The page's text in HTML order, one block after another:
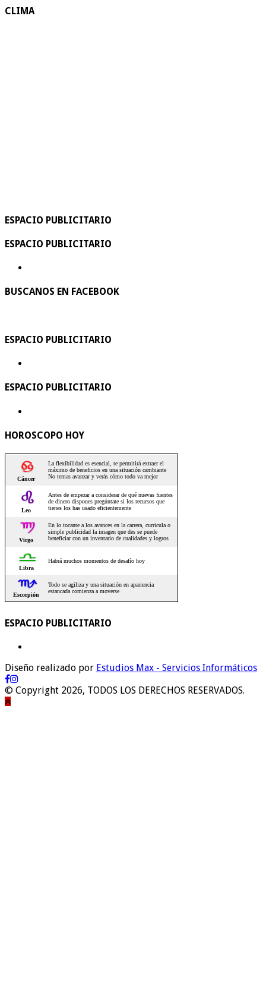
CLIMA
ESPACIO PUBLICITARIO
ESPACIO PUBLICITARIO
BUSCANOS EN FACEBOOK
ESPACIO PUBLICITARIO
ESPACIO PUBLICITARIO
HOROSCOPO HOY
ESPACIO PUBLICITARIO
Diseño realizado por Estudios Max - Servicios Informáticos
© Copyright 2026, TODOS LOS DERECHOS RESERVADOS.